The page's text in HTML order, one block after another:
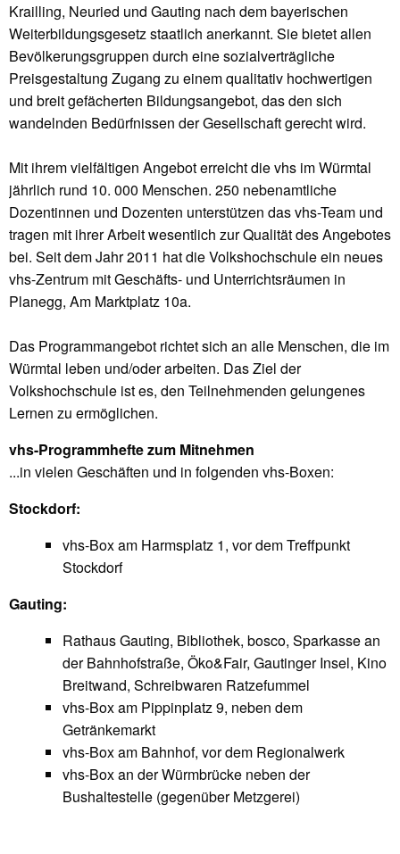
Krailling, Neuried und Gauting nach dem bayerischen
Weiterbildungsgesetz staatlich anerkannt. Sie bietet allen
Bevölkerungsgruppen durch eine sozialverträgliche
Preisgestaltung Zugang zu einem qualitativ hochwertigen
und breit gefächerten Bildungsangebot, das den sich
wandelnden Bedürfnissen der Gesellschaft gerecht wird.
Mit ihrem vielfältigen Angebot erreicht die vhs im Würmtal
jährlich rund 10. 000 Menschen. 250 nebenamtliche
Dozentinnen und Dozenten unterstützen das vhs-Team und
tragen mit ihrer Arbeit wesentlich zur Qualität des Angebotes
bei. Seit dem Jahr 2011 hat die Volkshochschule ein neues
vhs-Zentrum mit Geschäfts- und Unterrichtsräumen in
Planegg, Am Marktplatz 10a.
Das Programmangebot richtet sich an alle Menschen, die im
Würmtal leben und/oder arbeiten. Das Ziel der
Volkshochschule ist es, den Teilnehmenden gelungenes
Lernen zu ermöglichen.
vhs-Programmhefte zum Mitnehmen
...in vielen Geschäften und in folgenden vhs-Boxen:
Stockdorf:
vhs-Box am Harmsplatz 1, vor dem Treffpunkt
Stockdorf
Gauting:
Rathaus Gauting, Bibliothek, bosco, Sparkasse an
der Bahnhofstraße, Öko&Fair, Gautinger Insel, Kino
Breitwand, Schreibwaren Ratzefummel
vhs-Box am Pippinplatz 9, neben dem
Getränkemarkt
vhs-Box am Bahnhof, vor dem Regionalwerk
vhs-Box an der Würmbrücke neben der
Bushaltestelle (gegenüber Metzgerei)